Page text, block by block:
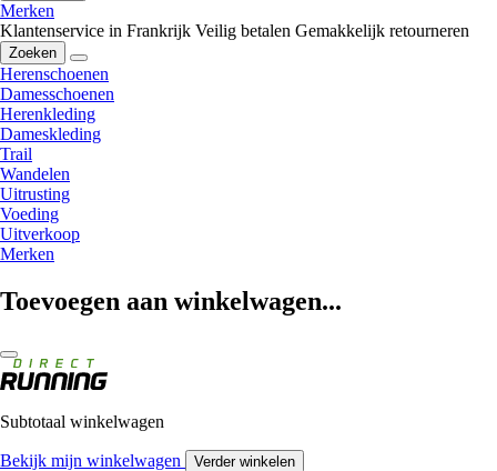
Merken
Klantenservice in Frankrijk Veilig betalen Gemakkelijk retourneren
Zoeken
Herenschoenen
Damesschoenen
Herenkleding
Dameskleding
Trail
Wandelen
Uitrusting
Voeding
Uitverkoop
Merken
Toevoegen aan winkelwagen...
Subtotaal winkelwagen
Bekijk mijn winkelwagen Verder winkelen